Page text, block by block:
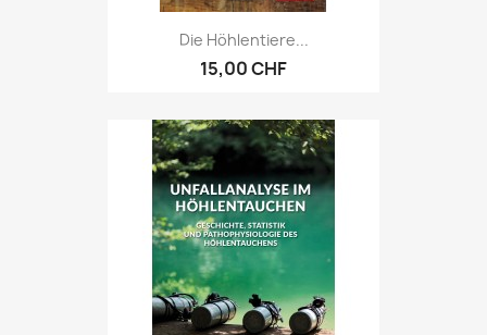
Die Höhlentiere...
15,00 CHF